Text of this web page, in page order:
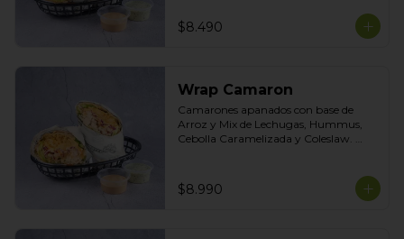
$8.490
Wrap Camaron
Camarones apanados con base de
Arroz y Mix de Lechugas, Hummus,
Cebolla Caramelizada y Coleslaw.
$8.990